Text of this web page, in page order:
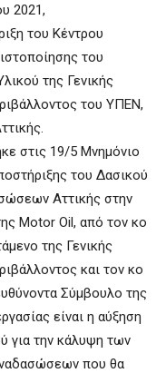
2021,
του Κέντρου
του
της Γενικής
του ΥΠΕΝ,
στις 19/5 Μνημόνιο
του Δασικού
Αττικής στην
Motor Oil, από τον κο
της Γενικής
και τον κο
Σύμβουλο της
είναι η αύξηση
για την κάλυψη των
που θα